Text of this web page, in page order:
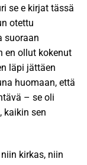
se e kirjat​ tässä
otettu
suoraan
en ollut kokenut
läpi jättäen
huomaan, että
– se oli
kaikin sen
kirkas, niin